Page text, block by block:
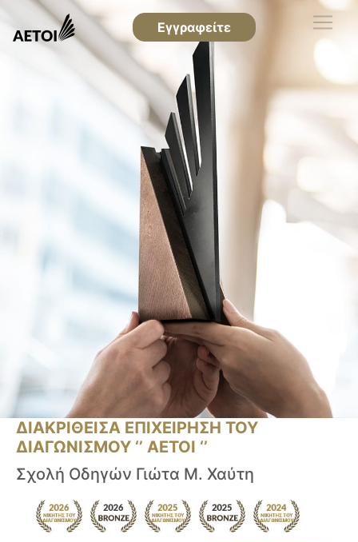
Εγγραφείτε
ΔΙΑΚΡΙΘΕΙΣΑ ΕΠΙΧΕΙΡΗΣΗ ΤΟΥ
ΔΙΑΓΩΝΙΣΜΟΥ ‘’ ΑΕΤΟΙ ‘’
Σχολή Οδηγών Γιώτα Μ. Χαύτη